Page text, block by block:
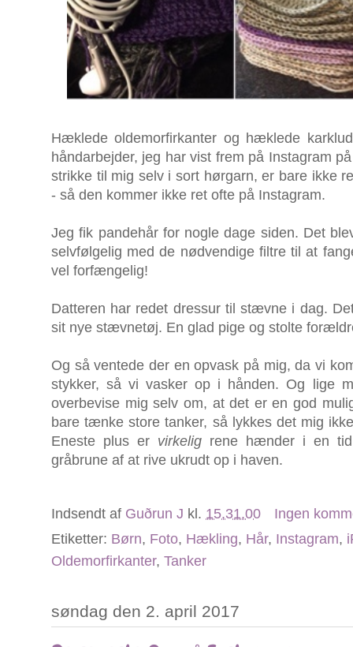
Hæklede oldemorfirkanter og hæklede
håndarbejder, jeg har vist frem på Instagram
strikke til mig selv i sort hørgarn, er bare ikke
- så den kommer ikke ret ofte på Instagram.
Jeg fik pandehår for nogle dage siden. Det
selvfølgelig med de nødvendige filtre til at
vel forfængelig!
Datteren har redet dressur til stævne i dag.
sit nye stævnetøj. En glad pige og stolte
Og så ventede der en opvask på mig, da vi
stykker, så vi vasker op i hånden. Og lige
overbevise mig selv om, at det er en god
bare tænke store tanker, så lykkes det mig
Eneste plus er virkelig rene hænder i en
gråbrune af at rive ukrudt op i haven.
Indsendt af Guðrun J kl. 15.31.00
Ingen
Etiketter: Børn, Foto, Hækling, Hår, Instagram,
Oldemorfirkanter, Tanker
søndag den 2. april 2017